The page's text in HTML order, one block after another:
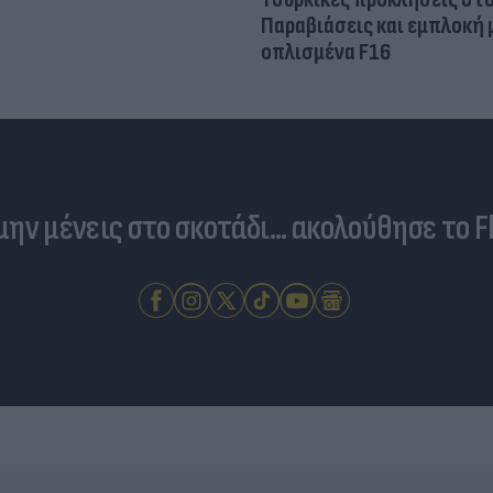
Παραβιάσεις και εμπλοκή
οπλισμένα F16
μένεις στο σκοτάδι... ακολούθησε το